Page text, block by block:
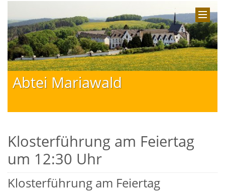
Abtei Mariawald
Klosterführung am Feiertag
um 12:30 Uhr
Klosterführung am Feiertag